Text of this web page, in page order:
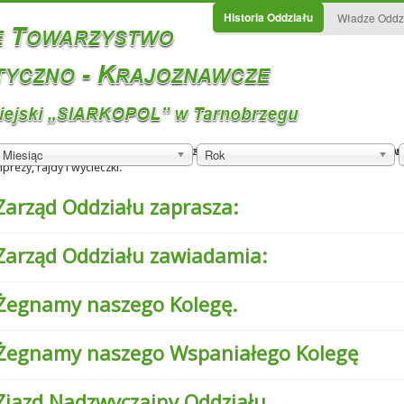
Historia Oddziału Władze
PTTK "Siarkopol w Tarnobrzegu. Dołożyliśmy wszelkich starań aby
rajdy i wycieczki.
poprzez zalanie wodą z pobliskiej Wisły wyrobiska górniczego o
Kościół Świętej Marii Magdaleny w Miechocinie, XV - wieczny Zamek
Miesiąc Rok
Oddziału zaprasza:
Oddziału zawiadamia:
naszego Kolegę.
naszego Wspaniałego Kolegę